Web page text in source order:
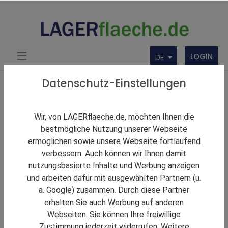
DE LOGIN
Themen Rund um Lager und LAGERflaeche.de
Hellerhof-Parc
Datenschutz-Einstellungen
Wir, von LAGERflaeche.de, möchten Ihnen die
bestmögliche Nutzung unserer Webseite
ermöglichen sowie unsere Webseite fortlaufend
verbessern. Auch können wir Ihnen damit
nutzungsbasierte Inhalte und Werbung anzeigen
und arbeiten dafür mit ausgewählten Partnern (u.
a. Google) zusammen. Durch diese Partner
erhalten Sie auch Werbung auf anderen
Webseiten. Sie können Ihre freiwillige